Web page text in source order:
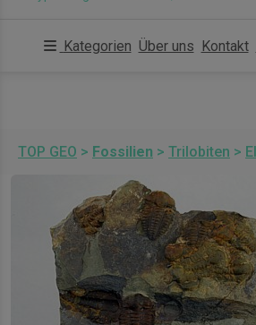
Kategorien Über uns Kontakt
TOP GEO > Fossilien > Trilobiten >